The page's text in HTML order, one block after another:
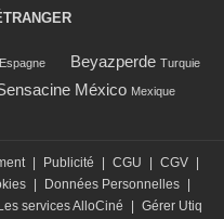
Espagne Beyazperde Turquie
México Mexique
| Publicité | CGU | CGV |
| Données Personnelles |
services AlloCiné | Gérer Utiq